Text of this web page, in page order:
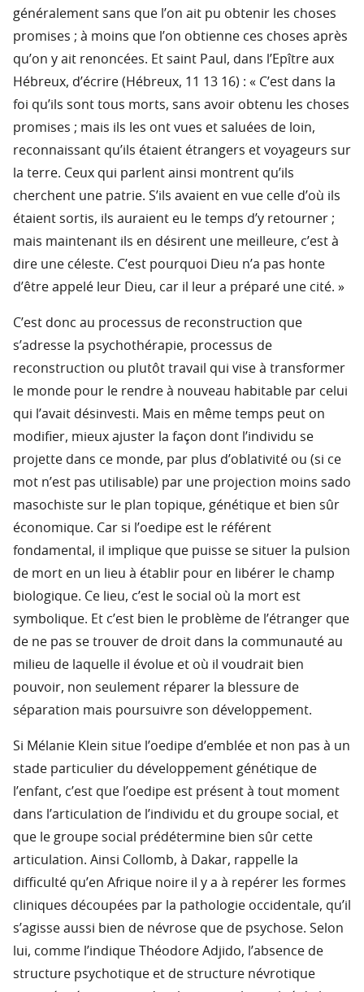
généralement sans que l’on ait pu obtenir les choses
promises ; à moins que l’on obtienne ces choses après
qu’on y ait renoncées. Et saint Paul, dans l’Epître aux
Hébreux, d’écrire (Hébreux, 11 13 16) : « C’est dans la
foi qu’ils sont tous morts, sans avoir obtenu les choses
promises ; mais ils les ont vues et saluées de loin,
reconnaissant qu’ils étaient étrangers et voyageurs sur
la terre. Ceux qui parlent ainsi montrent qu’ils
cherchent une patrie. S’ils avaient en vue celle d’où ils
étaient sortis, ils auraient eu le temps d’y retourner ;
mais maintenant ils en désirent une meilleure, c’est à
dire une céleste. C’est pourquoi Dieu n’a pas honte
d’être appelé leur Dieu, car il leur a préparé une cité. »
C’est donc au processus de reconstruction que
s’adresse la psychothérapie, processus de
reconstruction ou plutôt travail qui vise à transformer
le monde pour le rendre à nouveau habitable par celui
qui l’avait désinvesti. Mais en même temps peut on
modifier, mieux ajuster la façon dont l’individu se
projette dans ce monde, par plus d’oblativité ou (si ce
mot n’est pas utilisable) par une projection moins sado
masochiste sur le plan topique, génétique et bien sûr
économique. Car si l’oedipe est le référent
fondamental, il implique que puisse se situer la pulsion
de mort en un lieu à établir pour en libérer le champ
biologique. Ce lieu, c’est le social où la mort est
symbolique. Et c’est bien le problème de l’étranger que
de ne pas se trouver de droit dans la communauté au
milieu de laquelle il évolue et où il voudrait bien
pouvoir, non seulement réparer la blessure de
séparation mais poursuivre son développement.
Si Mélanie Klein situe l’oedipe d’emblée et non pas à un
stade particulier du développement génétique de
l’enfant, c’est que l’oedipe est présent à tout moment
dans l’articulation de l’individu et du groupe social, et
que le groupe social prédétermine bien sûr cette
articulation. Ainsi Collomb, à Dakar, rappelle la
difficulté qu’en Afrique noire il y a à repérer les formes
cliniques découpées par la pathologie occidentale, qu’il
s’agisse aussi bien de névrose que de psychose. Selon
lui, comme l’indique Théodore Adjido, l’absence de
structure psychotique et de structure névrotique